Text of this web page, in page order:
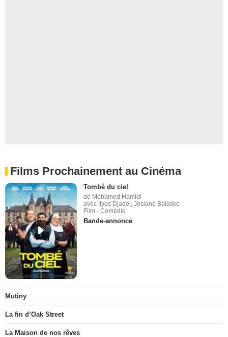
Films Prochainement au Cinéma
Tombé du ciel
de Mohamed Hamidi
avec Ilyes Djadel, Josiane Balasko
Film - Comédie
Bande-annonce
Mutiny
La fin d’Oak Street
La Maison de nos rêves